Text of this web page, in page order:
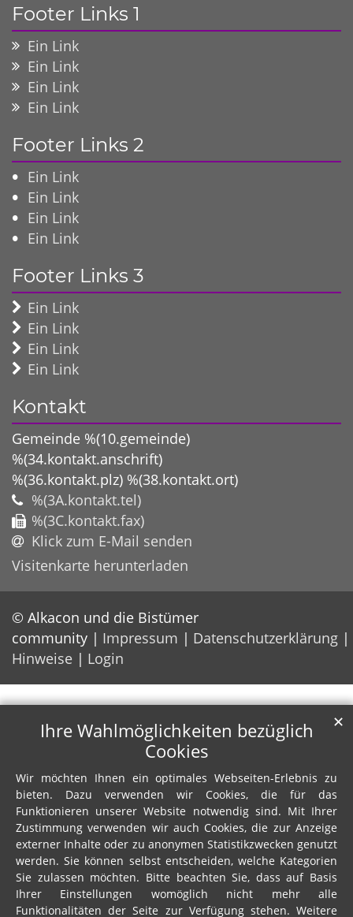
Footer Links 1
Ein Link
Ein Link
Ein Link
Ein Link
Footer Links 2
Ein Link
Ein Link
Ein Link
Ein Link
Footer Links 3
Ein Link
Ein Link
Ein Link
Ein Link
Kontakt
Gemeinde %(10.gemeinde)
%(34.kontakt.anschrift)
%(36.kontakt.plz) %(38.kontakt.ort)
%(3A.kontakt.tel)
%(3C.kontakt.fax)
Klick zum E-Mail senden
Visitenkarte herunterladen
© Alkacon und die Bistümer
community
Impressum
Datenschutzerklärung
Hinweise
Login
Ihre Wahlmöglichkeiten bezüglich
Cookies
Wir möchten Ihnen ein optimales Webseiten-Erlebnis zu
bieten. Dazu verwenden wir Cookies, die für das
Funktionieren unserer Website notwendig sind. Mit Ihrer
Zustimmung verwenden wir auch Cookies, die zur Anzeige
externer Inhalte oder zu anonymen Statistikzwecken genutzt
werden. Sie können selbst entscheiden, welche Kategorien
Sie zulassen möchten. Bitte beachten Sie, dass auf Basis
Ihrer Einstellungen womöglich nicht mehr alle
Funktionalitäten der Seite zur Verfügung stehen. Weitere
✕